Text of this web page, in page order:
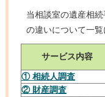
当相談室の遺産相
の違いについて一覧
サービス内容
① 相続人調査
② 財産調査